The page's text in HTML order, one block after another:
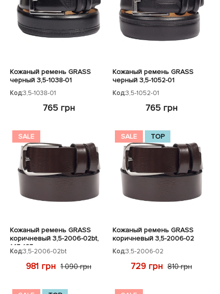
Кожаный ремень GRASS
черный 3,5-1038-01
Код:3,5-1038-01
765 грн
Кожаный ремень GRASS
черный 3,5-1052-01
Код:3,5-1052-01
765 грн
SALE
Кожаный ремень GRASS
коричневый 3,5-2006-02bt,
145-165см
Код:3,5-2006-02bt
981 грн 1 090 грн
SALE TOP
Кожаный ремень GRASS
коричневый 3,5-2006-02
Код:3,5-2006-02
729 грн 810 грн